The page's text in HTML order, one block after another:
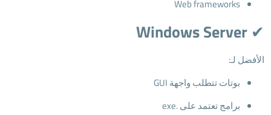
Web frameworks
✔
Windows Server
الأفضل لـ:
بوتات تتطلب واجهة GUI
برامج تعتمد على .exe